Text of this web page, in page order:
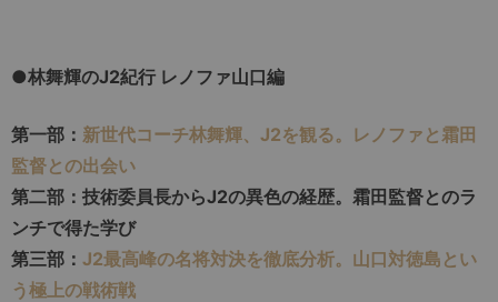
●林舞輝のJ2紀行 レノファ山口編
第一部： 新世代コーチ林舞輝、J2を観る。レノファと霜田
監督との出会い
第二部：技術委員長からJ2の異色の経歴。霜田監督とのラ
ンチで得た学び
第三部： J2最高峰の名将対決を徹底分析。山口対徳島とい
う極上の戦術戦